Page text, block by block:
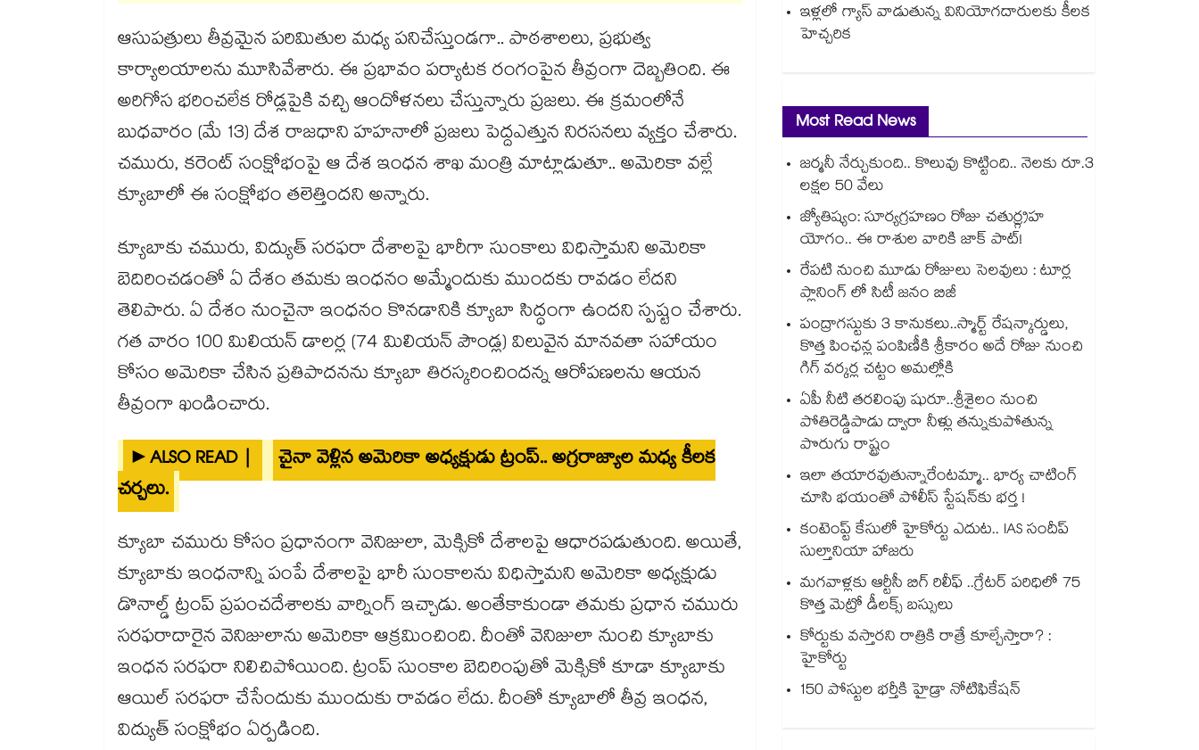
ఆసుపత్రులు తీవ్రమైన పరిమితుల మధ్య పనిచేస్తుండగా.. పాఠశాలలు, ప్రభుత్వ
కార్యాలయాలను మూసివేశారు. ఈ ప్రభావం పర్యాటక రంగంపైన తీవ్రంగా దెబ్బతింది. ఈ
అరిగోస భరించలేక రోడ్లపైకి వచ్చి ఆందోళనలు చేస్తున్నారు ప్రజలు. ఈ క్రమంలోనే
బుధవారం (మే 13) దేశ రాజధాని హహనాలో ప్రజలు పెద్దఎత్తున నిరసనలు వ్యక్తం చేశారు.
చమురు, కరెంట్ సంక్షోభంపై ఆ దేశ ఇంధన శాఖ మంత్రి మాట్లాడుతూ.. అమెరికా వల్లే
క్యూబాలో ఈ సంక్షోభం తలెత్తిందని అన్నారు.
క్యూబాకు చమురు, విద్యుత్ సరఫరా దేశాలపై భారీగా సుంకాలు విధిస్తామని అమెరికా
బెదిరించడంతో ఏ దేశం తమకు ఇంధనం అమ్మేందుకు ముందకు రావడం లేదని
తెలిపారు. ఏ దేశం నుంచైనా ఇంధనం కొనడానికి క్యూబా సిద్ధంగా ఉందని స్పష్టం చేశారు.
గత వారం 100 మిలియన్ డాలర్ల (74 మిలియన్ పౌండ్ల) విలువైన మానవతా సహాయం
కోసం అమెరికా చేసిన ప్రతిపాదనను క్యూబా తిరస్కరించిందన్న ఆరోపణలను ఆయన
తీవ్రంగా ఖండించారు.
►ALSO READ |
చైనా వెళ్లిన అమెరికా అధ్యక్షుడు ట్రంప్.. అగ్రరాజ్యాల మధ్య కీలక
చర్చలు.
క్యూబా చమురు కోసం ప్రధానంగా వెనిజులా, మెక్సికో దేశాలపై ఆధారపడుతుంది. అయితే,
క్యూబాకు ఇంధనాన్ని పంపే దేశాలపై భారీ సుంకాలను విధిస్తామని అమెరికా అధ్యక్షుడు
డొనాల్డ్ ట్రంప్ ప్రపంచదేశాలకు వార్నింగ్ ఇచ్చాడు. అంతేకాకుండా తమకు ప్రధాన చమురు
సరఫరాదారైన వెనిజులాను అమెరికా ఆక్రమించింది. దీంతో వెనిజులా నుంచి క్యూబాకు
ఇంధన సరఫరా నిలిచిపోయింది. ట్రంప్ సుంకాల బెదిరింపుతో మెక్సికో కూడా క్యూబాకు
ఆయిల్ సరఫరా చేసేందుకు ముందుకు రావడం లేదు. దీంతో క్యూబాలో తీవ్ర ఇంధన,
విద్యుత్ సంక్షోభం ఏర్పడింది.
ఇళ్లలో గ్యాస్ వాడుతున్న వినియోగదారులకు కీలక
హెచ్చరిక
Most Read News
జర్మనీ నేర్చుకుంది.. కొలువు కొట్టింది.. నెలకు రూ.3
లక్షల 50 వేలు
జ్యోతిష్యం: సూర్యగ్రహణం రోజు చతుర్గ్రహ
యోగం.. ఈ రాశుల వారికి జాక్ పాట్!
రేపటి నుంచి మూడు రోజులు సెలవులు : టూర్ల
ప్లానింగ్ లో సిటీ జనం బిజీ
పంద్రాగస్టుకు 3 కానుకలు..స్మార్ట్ రేషన్కార్డులు,
కొత్త పింఛన్ల పంపిణీకి శ్రీకారం అదే రోజు నుంచి
గిగ్ వర్కర్ల చట్టం అమల్లోకి
ఏపీ నీటి తరలింపు షురూ..శ్రీశైలం నుంచి
పోతిరెడ్డిపాడు ద్వారా నీళ్లు తన్నుకుపోతున్న
పొరుగు రాష్ట్రం
ఇలా తయారవుతున్నారేంటమ్మా.. భార్య చాటింగ్
చూసి భయంతో పోలీస్ స్టేషన్⁫కు భర్త !
కంటెంప్ట్ కేసులో హైకోర్టు ఎదుట.. IAS సందీప్
సుల్తానియా హాజరు
మగవాళ్లకు ఆర్టీసీ బిగ్ రిలీఫ్ ..గ్రేటర్ పరిధిలో 75
కొత్త మెట్రో డీలక్స్ బస్సులు
కోర్టుకు వస్తారని రాత్రికి రాత్రే కూల్చేస్తారా? :
హైకోర్టు
150 పోస్టుల భర్తీకి హైడ్రా నోటిఫికేషన్